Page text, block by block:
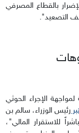
بالقطاع المصرفي
التصعيد".
الإجراء الحوثي
رئيس الوزراء، سالم بن
للاستقرار المالي"،